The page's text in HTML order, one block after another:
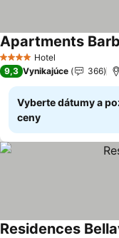
4 Počet hviezdičiek
Hotel
Apartments
9,3 Vynikajúce 366
Vyberte dátumy a
ceny
Residences